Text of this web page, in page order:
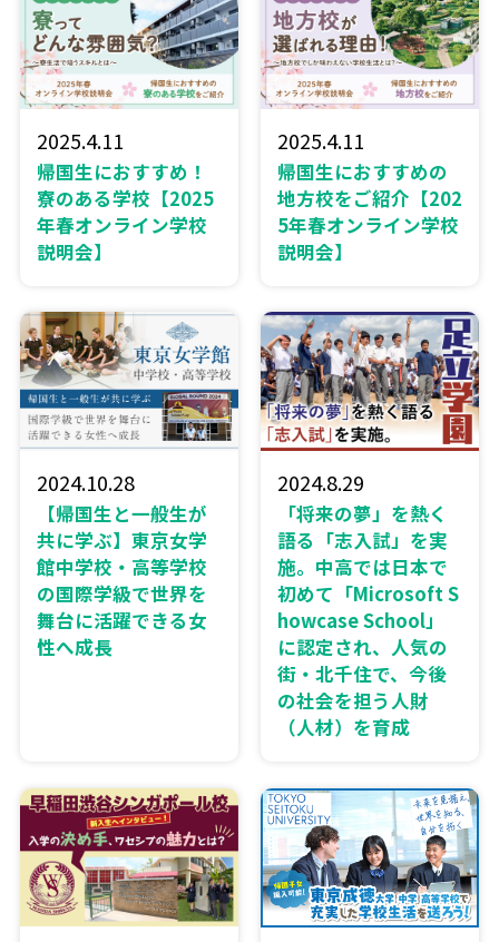
2025.4.11
帰国生におすすめ！
寮のある学校【2025
年春オンライン学校
説明会】
2025.4.11
帰国生におすすめの
地方校をご紹介【202
5年春オンライン学校
説明会】
2024.10.28
【帰国生と一般生が
共に学ぶ】東京女学
館中学校・高等学校
の国際学級で世界を
舞台に活躍できる女
性へ成長
2024.8.29
「将来の夢」を熱く
語る「志入試」を実
施。中高では日本で
初めて「Microsoft S
howcase School」
に認定され、人気の
街・北千住で、今後
の社会を担う人財
（人材）を育成